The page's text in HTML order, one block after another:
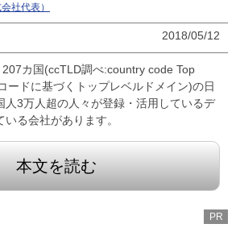
社代表）
2018/05/12
カ国(ccTLD調べ:country code Top
ードに基づくトップレベルドメイン)の日
人3万人超の人々が登録・活用しているデ
る会社があります。
本文を読む
PR